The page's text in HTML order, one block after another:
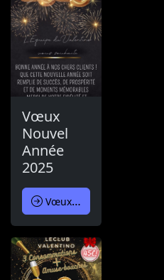
Vœux
Nouvel
Année
2025
Vœux Nouvel Année 2025